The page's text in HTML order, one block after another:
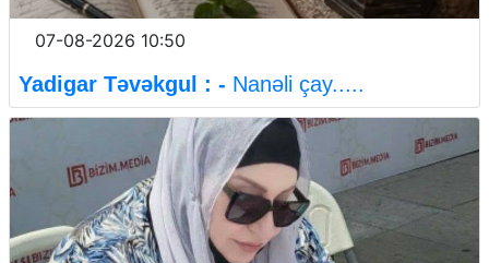
07-08-2026 10:50
Yadigar Təvəkgul : - Nanəli çay.....